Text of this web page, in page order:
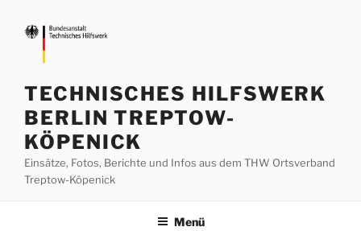
Inhalt
springen
TECHNISCHES HILFSWERK
BERLIN TREPTOW-
KÖPENICK
Einsätze, Fotos, Berichte und Infos aus dem THW Ortsverband
Treptow-Köpenick
Menü